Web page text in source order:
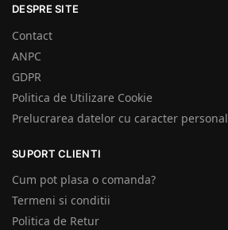
DESPRE SITE
Contact
ANPC
GDPR
Politica de Utilizare Cookie
Prelucrarea datelor cu caracter personal
SUPORT CLIENTI
Cum pot plasa o comanda?
Termeni si conditii
Politica de Retur